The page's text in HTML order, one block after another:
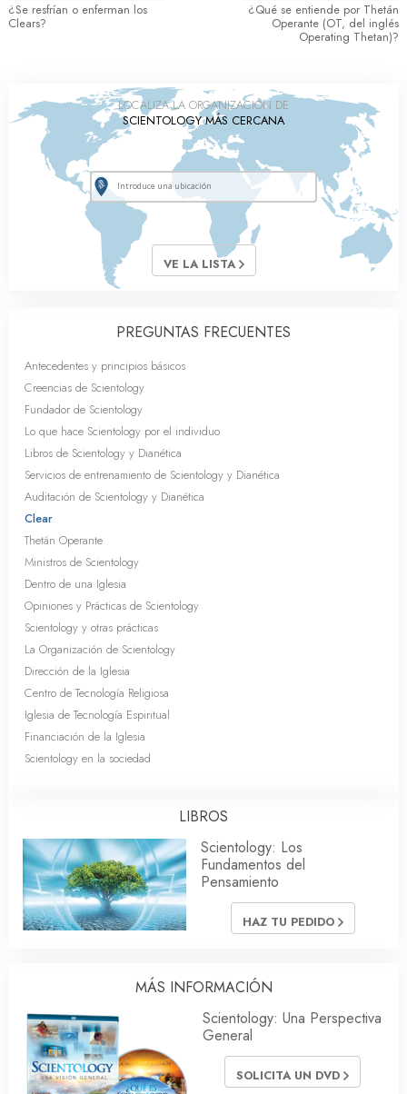
¿Se resfrían o enferman los
Clears?
¿Qué se entiende por Thetán
Operante (OT, del inglés
Operating Thetan)?
LOCALIZA LA ORGANIZACIÓN DE
SCIENTOLOGY MÁS CERCANA
VE LA LISTA
PREGUNTAS FRECUENTES
Antecedentes y principios básicos
Creencias de Scientology
Fundador de Scientology
Lo que hace Scientology por el individuo
Libros de Scientology y Dianética
Servicios de entrenamiento de Scientology y Dianética
Auditación de Scientology y Dianética
Clear
Thetán Operante
Ministros de Scientology
Dentro de una Iglesia
Opiniones y Prácticas de Scientology
Scientology y otras prácticas
La Organización de Scientology
Dirección de la Iglesia
Centro de Tecnología Religiosa
Iglesia de Tecnología Espiritual
Financiación de la Iglesia
Scientology en la sociedad
LIBROS
Scientology: Los
Fundamentos del
Pensamiento
HAZ TU PEDIDO
MÁS INFORMACIÓN
Scientology: Una Perspectiva
General
SOLICITA UN DVD